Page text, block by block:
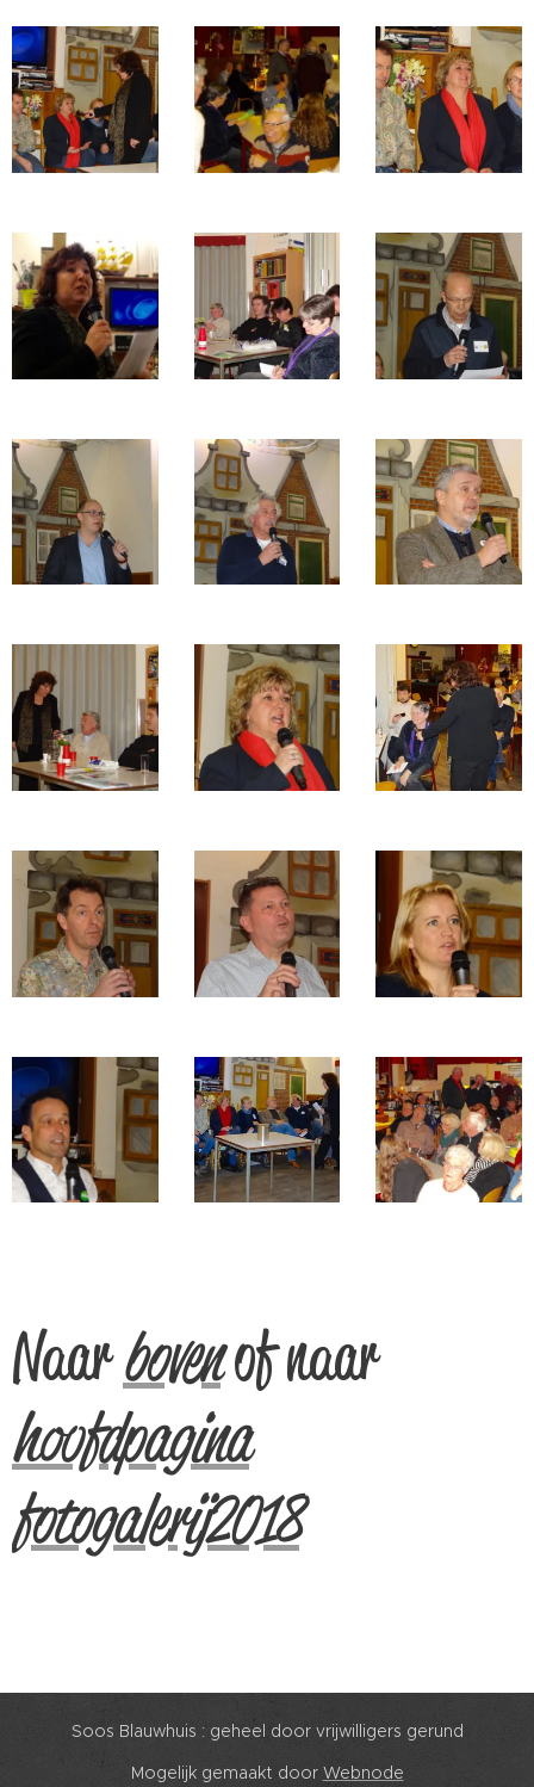
Naarbovenof naar
hoofdpagina
fotogalerij2018
Soos Blauwhuis : geheel door vrijwilligers gerund
Mogelijk gemaakt door Webnode